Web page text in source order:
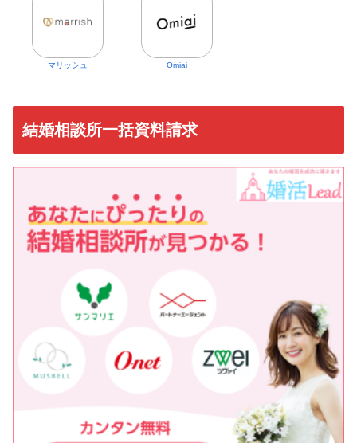
マリッシュ Omiai
結婚相談所一括資料請求